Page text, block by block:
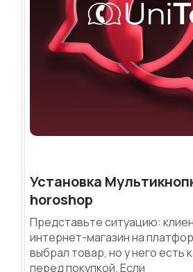
Установка
horoshop
Представьте ситуацию:
интернет-магазин на
выбрал товар, но у него есть
перед покупкой. Если